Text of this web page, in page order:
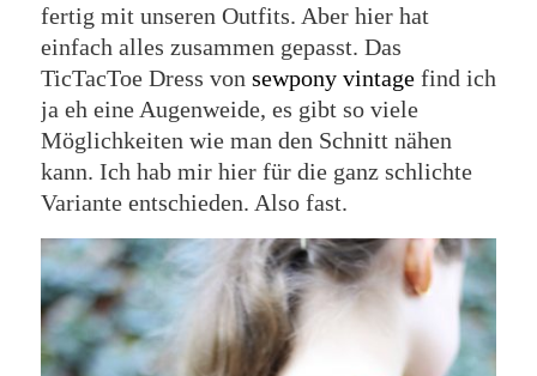
fertig mit unseren Outfits. Aber hier hat
einfach alles zusammen gepasst. Das
TicTacToe Dress von sewpony vintagefind ich
ja eh eine Augenweide, es gibt so viele
Möglichkeiten wie man den Schnitt nähen
kann. Ich hab mir hier für die ganz schlichte
Variante entschieden. Also fast.